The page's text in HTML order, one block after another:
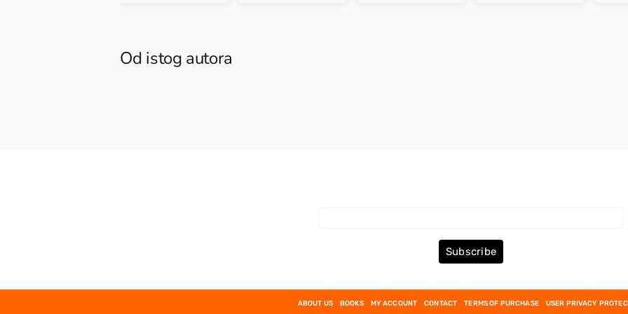
Od istog autora
Subscribe
ABOUT US BOOKS MY ACCOUNT CONTACT TERMS OF PURCHASE USER PRIVACY